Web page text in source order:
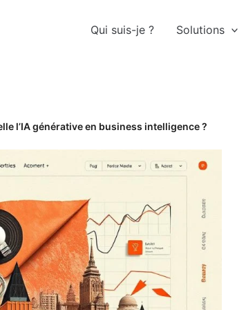
Qui suis-je ? Solutions
l’IA générative en business intelligence ?